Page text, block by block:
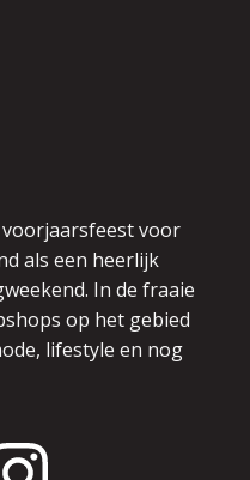
voor
als een heerlijk
In de fraaie
op het gebied
lifestyle en nog